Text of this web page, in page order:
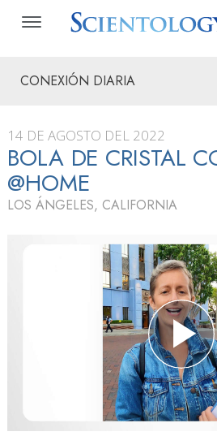
CONEXIÓN DIARIA
14 DE AGOSTO DEL 2022
BOLA DE CRISTAL
@HOME
LOS ÁNGELES, CALIFORNIA